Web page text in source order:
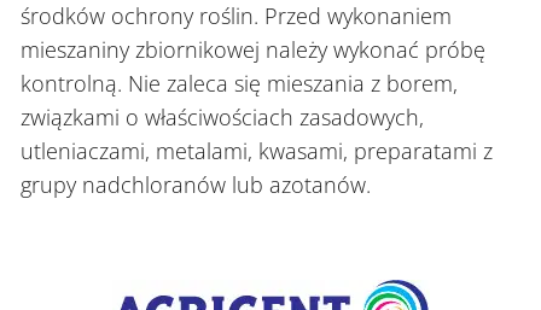
środków ochrony roślin. Przed wykonaniem
mieszaniny zbiornikowej należy wykonać próbę
kontrolną. Nie zaleca się mieszania z borem,
związkami o właściwościach zasadowych,
utleniaczami, metalami, kwasami, preparatami z
grupy nadchloranów lub azotanów.